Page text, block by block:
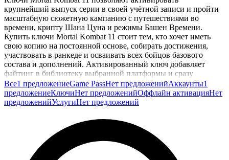
крупнейший выпуск серии в своей учётной записи и пройти
масштабную сюжетную кампанию с путешествиями во
времени, крипту Шана Цуна и режимы Башен Времени.
Купить ключи Mortal Kombat 11 стоит тем, кто хочет иметь
свою копию на постоянной основе, собирать достижения,
участвовать в ранкеде и осваивать всех бойцов базового
состава и дополнений. Активированный ключ добавляет
файтинг в библиотеку выбранной платформы и сразу
открывает доступ к сетевым режимам, Kombat League и
развёрнутой системе кастомизации.
В продаже встречаются стандартное издание, Ultimate с
Kombat Pack и Aftermath, а также отдельные наборы
расширений и косметики. Для ценителей файтингов важно и
то, что собственная копия сохраняет прогресс в облаке и
позволяет играть с нескольких устройств на поддерживаемых
платформах.
Все1 предложениеGame PassНет предложенийАккаунты1
предложениеКлючиНет предложенийОффлайн активацияНет
предложенийУслугиНет предложений